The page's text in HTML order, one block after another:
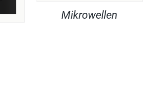
Mikrowellen